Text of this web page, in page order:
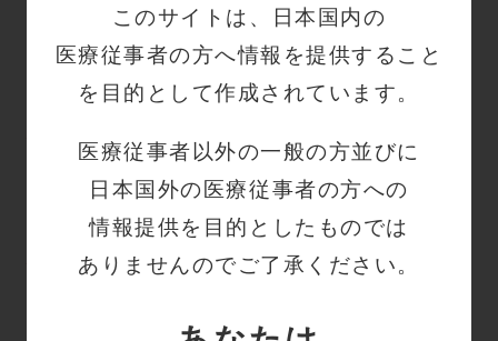
このサイトは、日本国内の
医療従事者の方へ情報を提供すること
を目的として作成されています。
医療従事者以外の一般の方並びに
日本国外の医療従事者の方への
情報提供を目的としたものでは
ありませんのでご了承ください。
ネオプレンエッセンシャルがおすすめ
です。（ネオプレンエッセンシャルについ
ラテックスアレルギー ：職業性皮膚疾
約9.7％